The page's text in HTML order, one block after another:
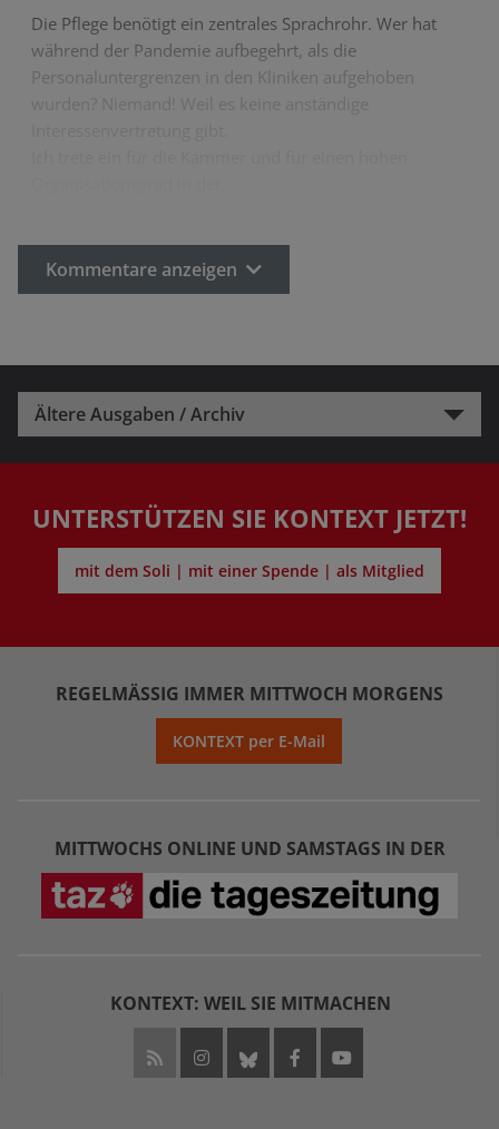
Die Pflege benötigt ein zentrales Sprachrohr. Wer hat
während der Pandemie aufbegehrt, als die
Personaluntergrenzen in den Kliniken aufgehoben
Kommentare anzeigen
Ältere Ausgaben / Archiv
UNTERSTÜTZEN SIE KONTEXT JETZT!
mit dem Soli | mit einer Spende | als Mitglied
REGELMÄSSIG IMMER MITTWOCH MORGENS
KONTEXT per E-Mail
MITTWOCHS ONLINE UND SAMSTAGS IN DER
KONTEXT: WEIL SIE MITMACHEN